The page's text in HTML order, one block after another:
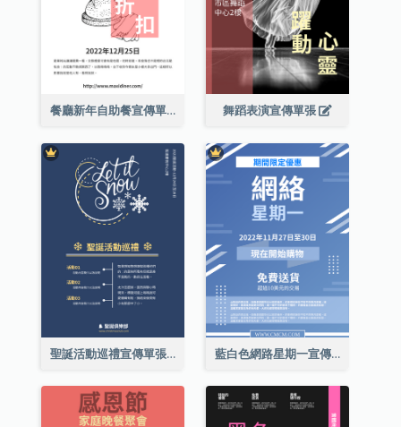
餐廳新年自助餐宣傳單張 舞蹈表演宣傳單張
聖誕活動巡禮宣傳單張(附介紹) 藍白色網路星期一宣傳單張